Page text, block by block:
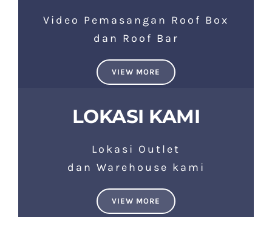
Video Pemasangan Roof Box
dan Roof Bar
VIEW MORE
LOKASI KAMI
Lokasi Outlet
dan Warehouse kami
VIEW MORE